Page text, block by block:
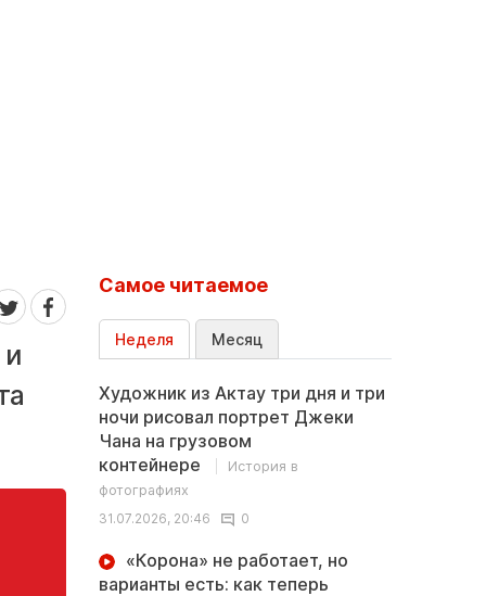
Самое читаемое
Неделя Месяц
Художник из Актау три дня и три
ночи рисовал портрет Джеки
Чана на грузовом
контейнере
История в
фотографиях
31.07.2026, 20:46
0
«Корона» не работает, но
варианты есть: как теперь